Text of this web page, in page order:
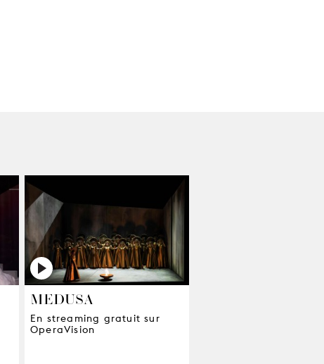
MEDUSA
En streaming gratuit sur
OperaVision